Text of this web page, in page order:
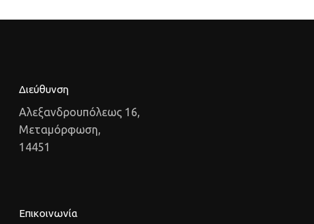
Διεύθυνση
Αλεξανδρουπόλεως 16,
Μεταμόρφωση,
14451
Επικοινωνία